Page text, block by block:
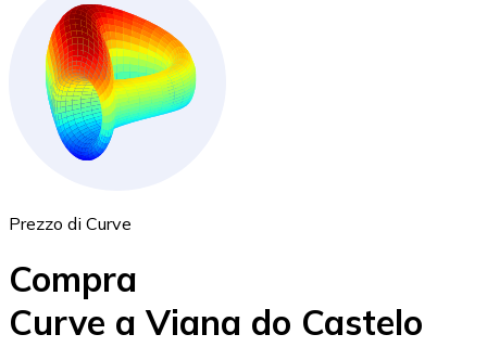
Ethereum
ETH
Prezzo di Curve
Compra
Curve a Viana do Castelo